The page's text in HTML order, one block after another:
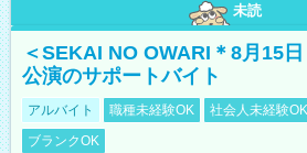
未読
＜SEKAI NO OWARI＊8月15
公演のサポートバイト
アルバイト 職種未経験OK 社会人未経験OK
ブランクOK